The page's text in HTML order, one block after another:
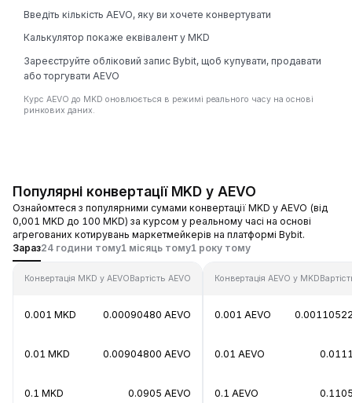
Введіть кількість AEVO, яку ви хочете конвертувати
Калькулятор покаже еквівалент у MKD
Зареєструйте обліковий запис Bybit, щоб купувати, продавати
або торгувати AEVO
Курс AEVO до MKD оновлюється в режимі реального часу на основі
ринкових даних.
Популярні конвертації MKD у AEVO
Ознайомтеся з популярними сумами конвертації MKD у AEVO (від
0,001 MKD до 100 MKD) за курсом у реальному часі на основі
агрегованих котирувань маркетмейкерів на платформі Bybit.
Зараз24 години тому1 місяць тому1 року тому
Конвертація MKD у AEVOВартість AEVO
0.001 MKD 0.00090480 AEVO
0.01 MKD 0.00904800 AEVO
0.1 MKD 0.0905 AEVO
Конвертація AEVO у MKD
0.001 AEVO
0.01 AEVO
0.1 AEVO